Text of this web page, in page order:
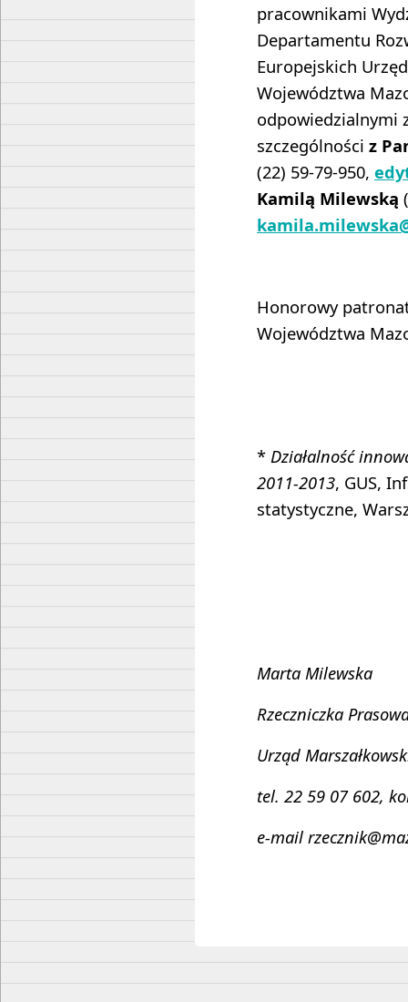
pracownikami
Departamentu
Europejskich
Województwa
odpowiedzialnymi
szczególności z
(22) 59-79-950,
Kamilą Milewską
Honorowy
Województwa
* Działalność
2011-2013, GUS,
statystyczne,
Marta Milewska
Rzeczniczka
Urząd
tel. 22 59 07 602,
e-mail